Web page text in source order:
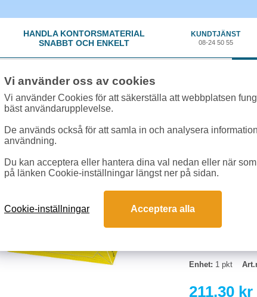
HANDLA KONTORSMATERIAL
SNABBT OCH ENKELT
KUNDTJÄNST
08-24 50 55
»Block, Papper »Kopieringspapper - Färgat»Papper Rainbow A4
Papper
Träfritt, matt
Enhet: 1 pkt
211.30 kr
Vi använder oss av cookies
Vi använder Cookies för att säkerställa att webbplatsen
bäst användarupplevelse.
De används också för att samla in och analysera
användning.
Du kan acceptera eller hantera dina val nedan eller när
på länken Cookie-inställningar längst ner på sidan.
Cookie-inställningar Acceptera alla